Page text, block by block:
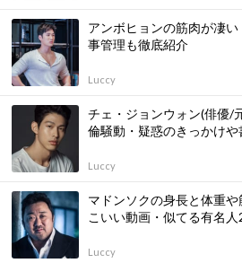
アンボヒョンの筋肉が凄
事管理も徹底紹介
Luccy
チェ・ジョンウォン(俳優/
倫騒動・疑惑のきっかけ
Luccy
マドンソクの身長と体重
こいい動画・似てる有名
Luccy